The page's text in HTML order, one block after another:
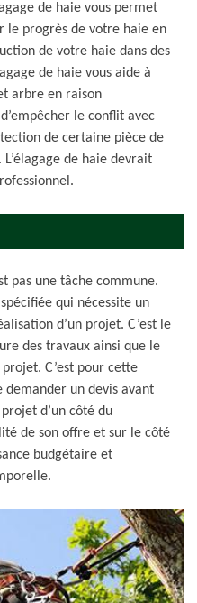
de haie vous permet
le progrès de votre haie en
de votre haie dans des
de haie vous aide à
arbre en raison
le conflit avec
de certaine pièce de
de haie devrait
pas une tâche commune.
qui nécessite un
d’un projet. C’est le
des travaux ainsi que le
C’est pour cette
demander un devis avant
d’un côté du
de son offre et sur le côté
budgétaire et